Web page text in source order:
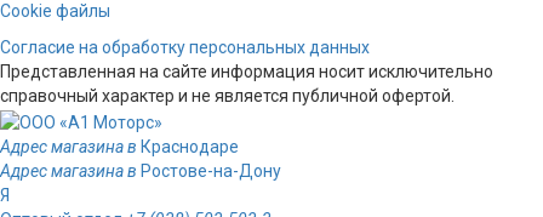
Cookie файлы
Согласие на обработку персональных данных
Представленная на сайте информация носит исключительно
справочный характер и не является публичной офертой.
Адрес магазина в Краснодаре
Адрес магазина в Ростове-на-Дону
Я